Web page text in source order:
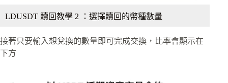
LDUSDT 贖回教學 2 ：選擇贖回的幣種數量
接著只要輸入想兌換的數量即可完成交換，比率會顯示在
下方